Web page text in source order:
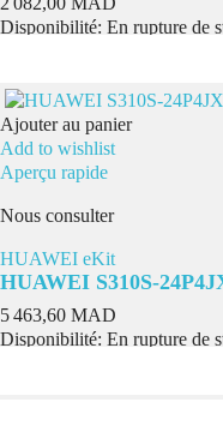
Disponibilité: En rupture de
Ajouter au panier
Add to wishlist
Aperçu rapide
Nous consulter
HUAWEI eKit
HUAWEI S310S-
Prix
5 463,60 MAD
Disponibilité: En rupture de